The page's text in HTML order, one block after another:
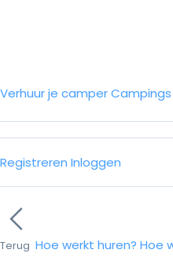
Verhuur je camperCampings
Registreren Inloggen
Terug Hoe werkt huren? Hoe